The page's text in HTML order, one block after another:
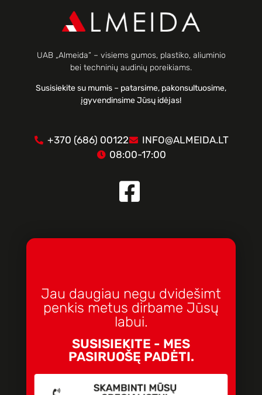
UAB „Almeida“ – visiems gumos, plastiko, aliuminio
bei techninių audinių poreikiams.
Susisiekite su mumis – patarsime, pakonsultuosime,
įgyvendinsime Jūsų idėjas!
+370 (686) 00122
INFO@ALMEIDA.LT
08:00-17:00
Jau daugiau negu dvidešimt
penkis metus dirbame Jūsų
labui.
SUSISIEKITE - MES
PASIRUOŠĘ PADĖTI.
SKAMBINTI MŪSŲ